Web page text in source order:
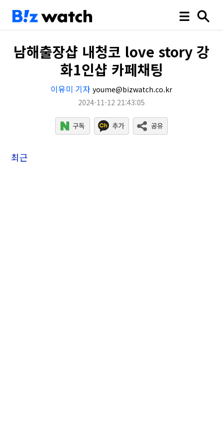
남해출장샵 내청코 love story 강
화1인샵 카페채팅
이유미 기자 youme@bizwatch.co.kr
2024-11-12 21:43:05
최근